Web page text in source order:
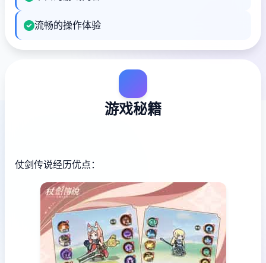
流畅的操作体验
游戏秘籍
仗剑传说经历优点：